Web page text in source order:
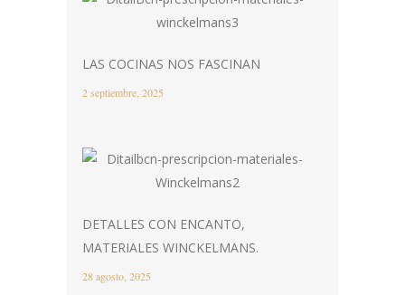
LAS COCINAS NOS FASCINAN
2 septiembre, 2025
DETALLES CON ENCANTO,
MATERIALES WINCKELMANS.
28 agosto, 2025